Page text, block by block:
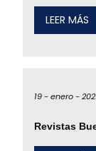
LEER MÁS
19 -enero -
Revistas